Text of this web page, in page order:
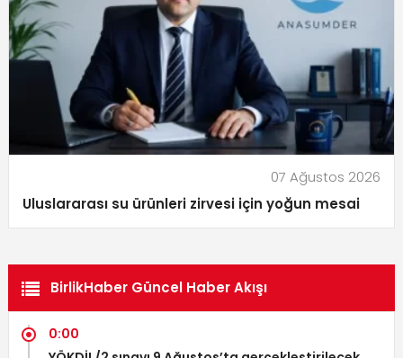
07 Ağustos 2026
Uluslararası su ürünleri zirvesi için yoğun mesai
BirlikHaber Güncel Haber Akışı
0:00